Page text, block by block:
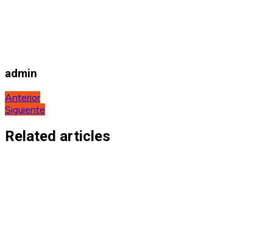
admin
Navegación
de
entradas
Anterior
Siguiente
Related articles